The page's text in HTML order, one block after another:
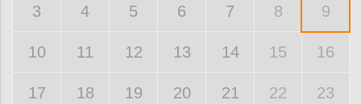
3 4 5 6 7 8 9
10 11 12 13 14 15 16
17 18 19 20 21 22 23